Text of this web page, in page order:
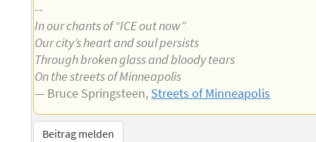
--
In our chants of “ICE out now”
Our city’s heart and soul persists
Through broken glass and bloody tears
On the streets of Minneapolis
— Bruce Springsteen, Streets of Minneapolis
Beitrag melden